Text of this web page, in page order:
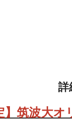
】筑波大